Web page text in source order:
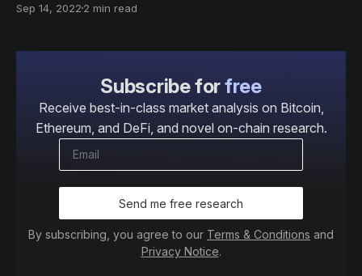
المعروض (السابلاي) حالة خسارة غير محققة، مما يسمح لنا
Sep 14, 2022 2 min read
Subscribe forfree
Receive best-in-class market analysis on Bitcoin,
Ethereum, and DeFi, and novel on-chain research.
Send me free research
By subscribing, you agree to our Terms & Conditions and
Privacy Notice.